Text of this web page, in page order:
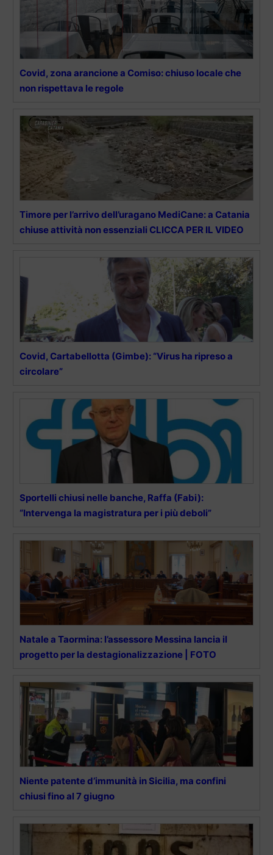
Covid, zona arancione a Comiso: chiuso locale che
non rispettava le regole
Timore per l’arrivo dell’uragano MediCane: a Catania
chiuse attività non essenziali CLICCA PER IL VIDEO
Covid, Cartabellotta (Gimbe): “Virus ha ripreso a
circolare”
Sportelli chiusi nelle banche, Raffa (Fabi):
“Intervenga la magistratura per i più deboli”
Natale a Taormina: l’assessore Messina lancia il
progetto per la destagionalizzazione | FOTO
Niente patente d’immunità in Sicilia, ma confini
chiusi fino al 7 giugno